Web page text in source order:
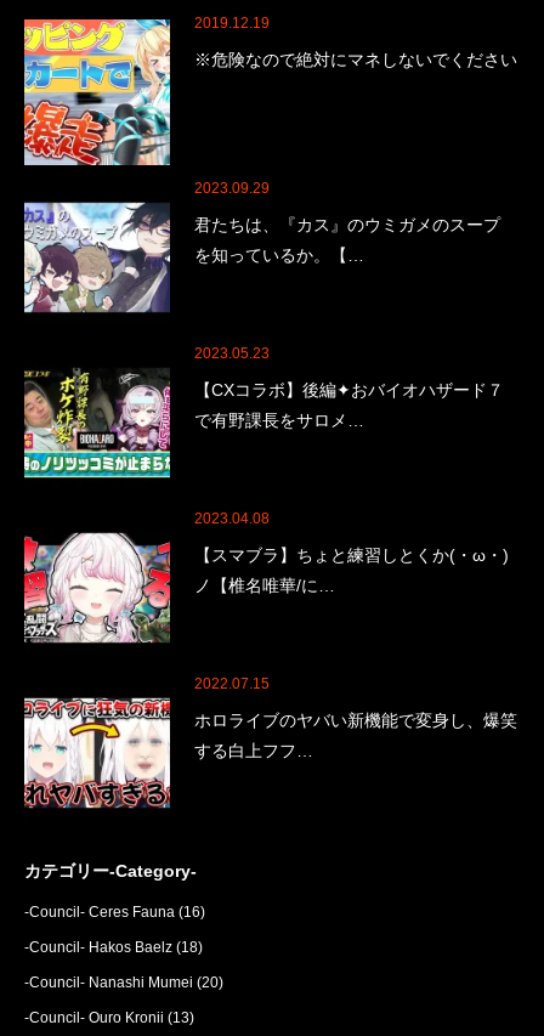
2019.12.19
※危険なので絶対にマネしないでください
2023.09.29
君たちは、『カス』のウミガメのスープ
を知っているか。【…
2023.05.23
【CXコラボ】後編✦おバイオハザード７
で有野課長をサロメ…
2023.04.08
【スマブラ】ちょと練習しとくか(・ω・)
ノ【椎名唯華/に…
2022.07.15
ホロライブのヤバい新機能で変身し、爆笑
する白上フフ…
カテゴリー-Category-
-Council- Ceres Fauna (16)
-Council- Hakos Baelz (18)
-Council- Nanashi Mumei (20)
-Council- Ouro Kronii (13)